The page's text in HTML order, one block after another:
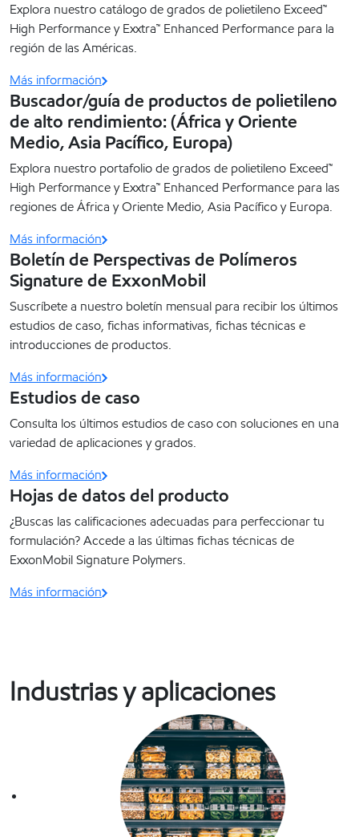
Explora nuestro catálogo de grados de polietileno Exceed™
High Performance y Exxtra™ Enhanced Performance para la
región de las Américas.
Más información
Buscador/guía de productos de polietileno
de alto rendimiento: (África y Oriente
Medio, Asia Pacífico, Europa)
Explora nuestro portafolio de grados de polietileno Exceed™
High Performance y Exxtra™ Enhanced Performance para las
regiones de África y Oriente Medio, Asia Pacífico y Europa.
Más información
Boletín de Perspectivas de Polímeros
Signature de ExxonMobil
Suscríbete a nuestro boletín mensual para recibir los últimos
estudios de caso, fichas informativas, fichas técnicas e
introducciones de productos.
Más información
Estudios de caso
Consulta los últimos estudios de caso con soluciones en una
variedad de aplicaciones y grados.
Más información
Hojas de datos del producto
¿Buscas las calificaciones adecuadas para perfeccionar tu
formulación? Accede a las últimas fichas técnicas de
ExxonMobil Signature Polymers.
Más información
Industrias y aplicaciones